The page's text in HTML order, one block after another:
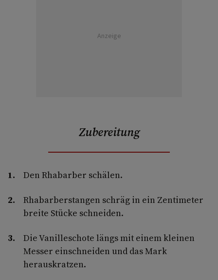
Anzeige
Zubereitung
Den Rhabarber schälen.
Rhabarberstangen schräg in ein Zentimeter
breite Stücke schneiden.
Die Vanilleschote längs mit einem kleinen
Messer einschneiden und das Mark
herauskratzen.